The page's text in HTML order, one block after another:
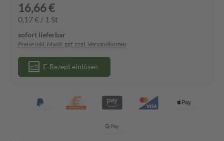
16,66 €
0,17 € / 1 St
sofort lieferbar
Preise inkl. MwSt. ggf. zzgl. Versandkosten
E-Rezept einlösen